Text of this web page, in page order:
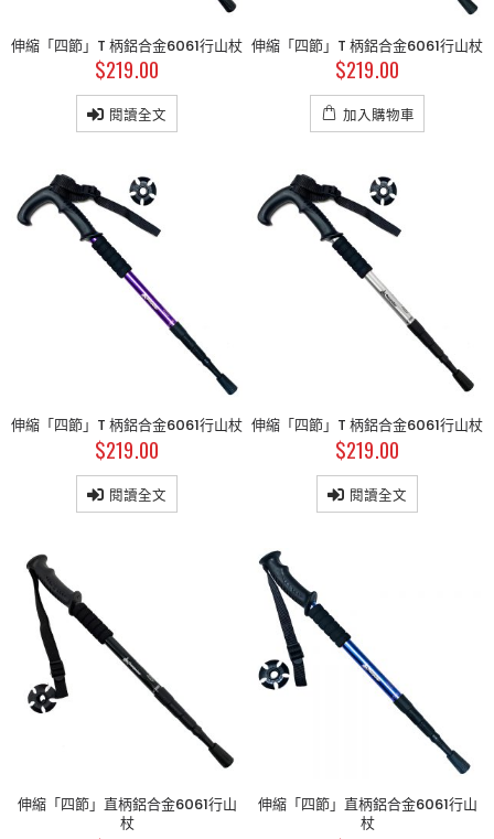
伸縮「四節」T 柄鋁合金6061行山杖
$219.00
閱讀全文
伸縮「四節」T 柄鋁合金6061行山杖
$219.00
加入購物車
伸縮「四節」T 柄鋁合金6061行山杖
$219.00
閱讀全文
伸縮「四節」T 柄鋁合金6061行山杖
$219.00
閱讀全文
伸縮「四節」直柄鋁合金6061行山
杖
伸縮「四節」直柄鋁合金6061行山
杖
斜揹相機袋
199.00 $
斜揹相機袋
$199.00 $179.00
斜揹相機袋
199.00 $
斜揹相機袋
$199.00 $179.00